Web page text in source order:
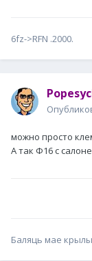
6fz->RFN .2000.
можно просто
А так Ф16 с
Баляць мае крылы